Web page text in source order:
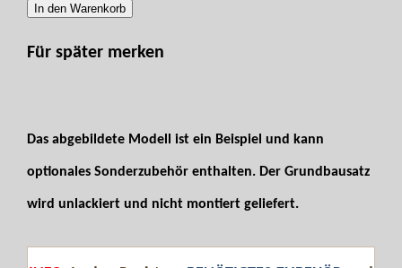
In den Warenkorb
Für später merken
Das abgebildete Modell ist ein Beispiel und kann
optionales Sonderzubehör enthalten. Der Grundbausatz
wird unlackiert und nicht montiert geliefert.